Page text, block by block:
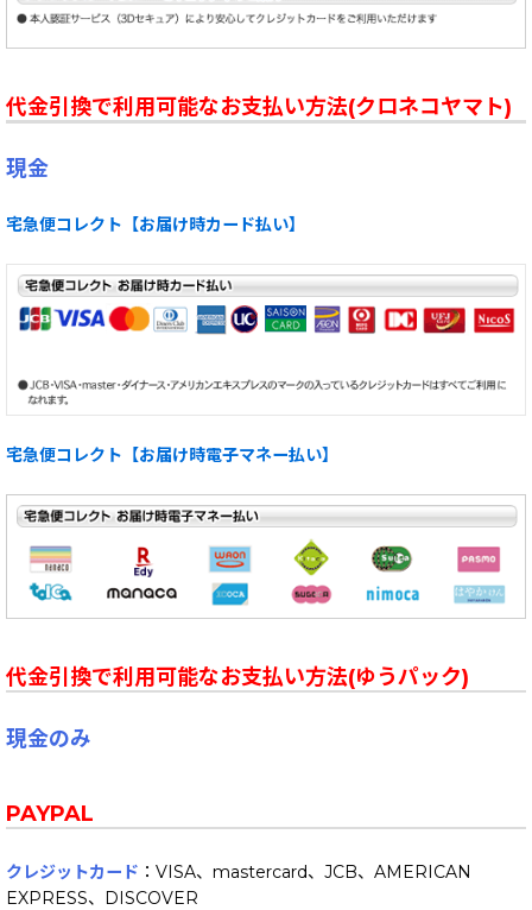
代金引換で利用可能なお支払い方法(クロネコヤマト)
現金
宅急便コレクト【お届け時カード払い】
宅急便コレクト【お届け時電子マネー払い】
代金引換で利用可能なお支払い方法(ゆうパック)
現金のみ
PAYPAL
クレジットカード ：VISA、mastercard、JCB、AMERICAN
EXPRESS、DISCOVER